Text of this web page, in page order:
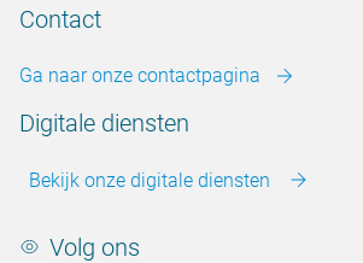
Contact
Ga naar onze contactpagina
Digitale diensten
Bekijk onze digitale diensten
Volg ons